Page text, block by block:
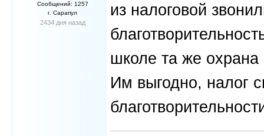
Сообщений: 1257
г. Сарапул
2434 дня назад
из налоговой
школе та же охрана
Им выгодно, налог